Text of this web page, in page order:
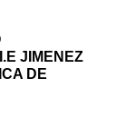
JIMENEZ
DE